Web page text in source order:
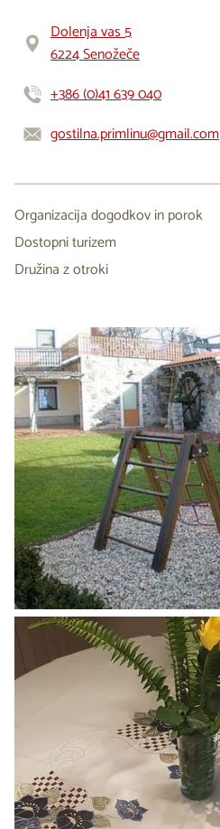
Dolenja vas 5
6224 Senožeče
+386 (0)41 639 040
gostilna.primlinu@gmail.com
Organizacija dogodkov in porok
Dostopni turizem
Družina z otroki